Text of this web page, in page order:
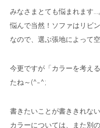
みなさまとても悩まれます…。
悩んで当然！ソファはリビ
なので、選ぶ張地によって
今更ですが「カラーを考え
たね～(^-^;
書きたいことが書ききれない
カラーについては、また別